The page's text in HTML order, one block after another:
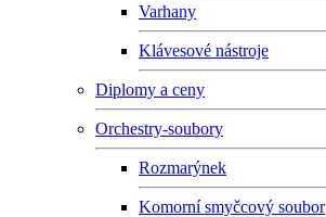
Varhany
Klávesové nástroje
Diplomy a ceny
Orchestry-soubory
Rozmarýnek
Komorní smyčcový soubor